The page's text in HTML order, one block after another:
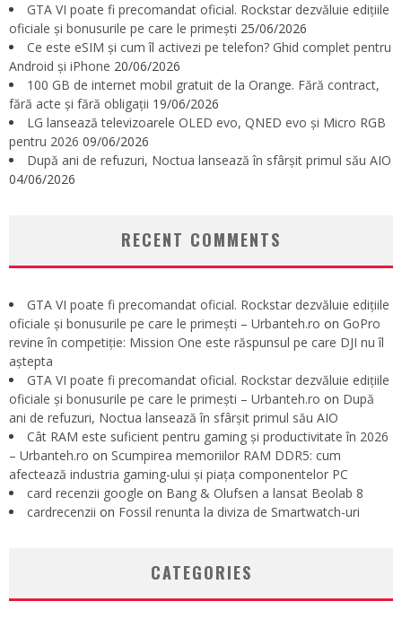
GTA VI poate fi precomandat oficial. Rockstar dezvăluie edițiile
oficiale și bonusurile pe care le primești 25/06/2026
Ce este eSIM și cum îl activezi pe telefon? Ghid complet pentru
Android și iPhone 20/06/2026
100 GB de internet mobil gratuit de la Orange. Fără contract,
fără acte și fără obligații 19/06/2026
LG lansează televizoarele OLED evo, QNED evo și Micro RGB
pentru 2026 09/06/2026
După ani de refuzuri, Noctua lansează în sfârșit primul său AIO
04/06/2026
RECENT COMMENTS
GTA VI poate fi precomandat oficial. Rockstar dezvăluie edițiile
oficiale și bonusurile pe care le primești – Urbanteh.ro on GoPro
revine în competiție: Mission One este răspunsul pe care DJI nu îl
aștepta
GTA VI poate fi precomandat oficial. Rockstar dezvăluie edițiile
oficiale și bonusurile pe care le primești – Urbanteh.ro on După
ani de refuzuri, Noctua lansează în sfârșit primul său AIO
Cât RAM este suficient pentru gaming și productivitate în 2026
– Urbanteh.ro on Scumpirea memoriilor RAM DDR5: cum
afectează industria gaming-ului și piața componentelor PC
card recenzii google on Bang & Olufsen a lansat Beolab 8
cardrecenzii on Fossil renunta la diviza de Smartwatch-uri
CATEGORIES